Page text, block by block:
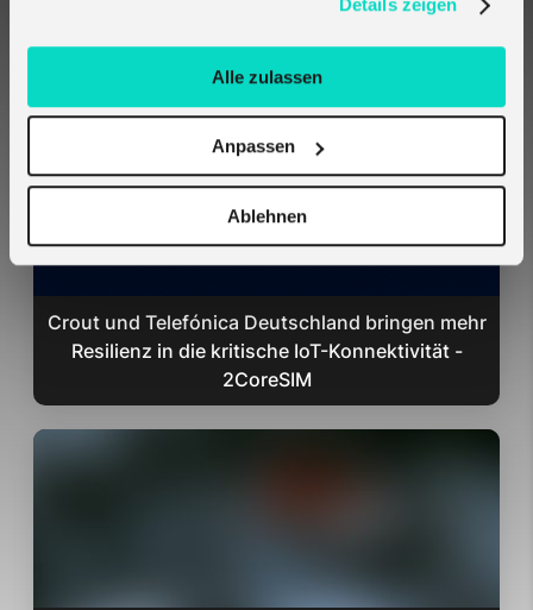
Details zeigen
Alle zulassen
Anpassen
Ablehnen
Related Cases
Crout und Telefónica Deutschland bringen mehr
Resilienz in die kritische IoT-Konnektivität -
2CoreSIM